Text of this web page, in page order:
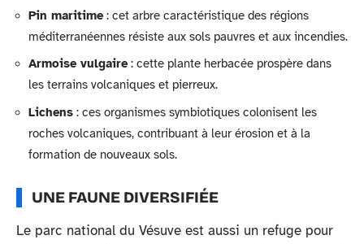
Pin maritime: cet arbre caractéristique des régions
méditerranéennes résiste aux sols pauvres et aux incendies.
Armoise vulgaire: cette plante herbacée prospère dans
les terrains volcaniques et pierreux.
Lichens : ces organismes symbiotiques colonisent les
roches volcaniques, contribuant à leur érosion et à la
formation de nouveaux sols.
UNE FAUNE DIVERSIFIÉE
Le parc national du Vésuve est aussi un refuge pour